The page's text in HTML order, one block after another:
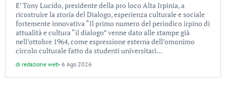
E’ Tony Lucido, presidente della pro loco Alta Irpinia, a
ricostruire la storia del Dialogo, esperienza culturale e sociale
fortemente innovativa “Il primo numero del periodico irpino di
attualità e cultura “il dialogo” venne dato alle stampe già
nell’ottobre 1964, come espressione esterna dell’omonimo
circolo culturale fatto da studenti universitari...
di redazione web-6 Ago 2026